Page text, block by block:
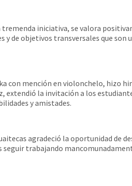
iniciativa, se valora
de objetivos transversales que
con mención en violonchelo, hizo
extendió la invitación a los
y amistades.
agradeció la oportunidad
trabajando